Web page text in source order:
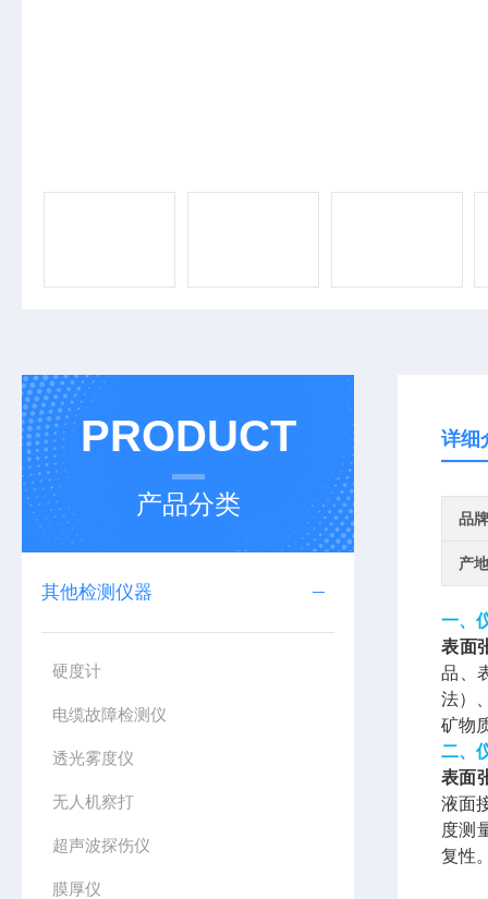
PRODUCT
产品分类
其他检测仪器
硬度计
电缆故障检测仪
透光雾度仪
无人机察打
超声波探伤仪
膜厚仪
详细
品牌
产
一、
表面
品、
法）
矿物
二、
表面
液面
度测
复性